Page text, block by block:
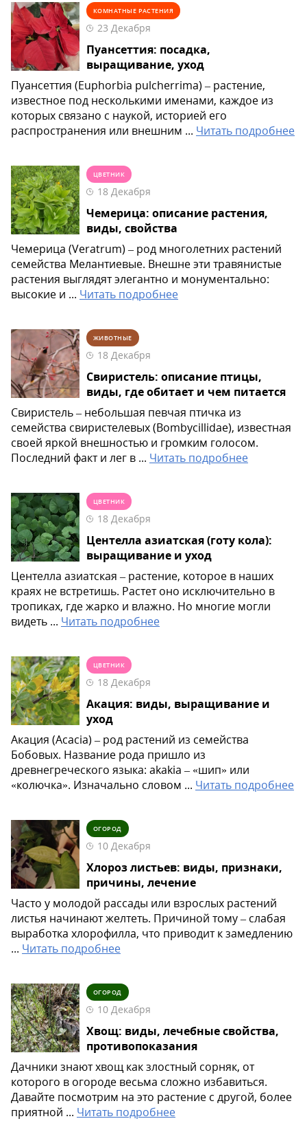
КОМНАТНЫЕ РАСТЕНИЯ
23 Декабря
Пуансеттия: посадка,
выращивание, уход
Пуансеттия (Euphorbia pulcherrima) – растение,
известное под несколькими именами, каждое из
которых связано с наукой, историей его
распространения или внешним ... Читать подробнее
ЦВЕТНИК
18 Декабря
Чемерица: описание растения,
виды, свойства
Чемерица (Veratrum) – род многолетних растений
семейства Мелантиевые. Внешне эти травянистые
растения выглядят элегантно и монументально:
высокие и ... Читать подробнее
ЖИВОТНЫЕ
18 Декабря
Свиристель: описание птицы,
виды, где обитает и чем питается
Свиристель – небольшая певчая птичка из
семейства свиристелевых (Bombycillidae), известная
своей яркой внешностью и громким голосом.
Последний факт и лег в ... Читать подробнее
ЦВЕТНИК
18 Декабря
Центелла азиатская (готу кола):
выращивание и уход
Центелла азиатская – растение, которое в наших
краях не встретишь. Растет оно исключительно в
тропиках, где жарко и влажно. Но многие могли
видеть ... Читать подробнее
ЦВЕТНИК
18 Декабря
Акация: виды, выращивание и
уход
Акация (Acacia) – род растений из семейства
Бобовых. Название рода пришло из
древнегреческого языка: akakia – «шип» или
«колючка». Изначально словом ... Читать подробнее
ОГОРОД
10 Декабря
Хлороз листьев: виды, признаки,
причины, лечение
Часто у молодой рассады или взрослых растений
листья начинают желтеть. Причиной тому – слабая
выработка хлорофилла, что приводит к замедлению
... Читать подробнее
ОГОРОД
10 Декабря
Хвощ: виды, лечебные свойства,
противопоказания
Дачники знают хвощ как злостный сорняк, от
которого в огороде весьма сложно избавиться.
Давайте посмотрим на это растение с другой, более
приятной ... Читать подробнее